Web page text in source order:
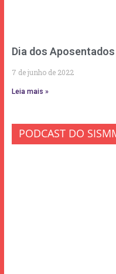
Dia dos Aposentados
7 de junho de 2022
Leia mais »
PODCAST DO